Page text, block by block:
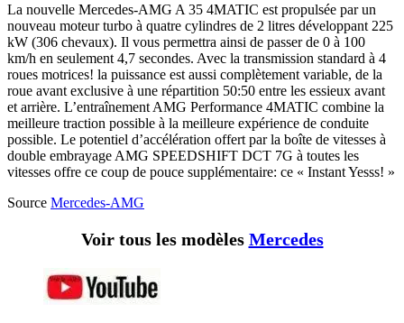
La nouvelle Mercedes-AMG A 35 4MATIC est propulsée par un
nouveau moteur turbo à quatre cylindres de 2 litres développant 225
kW (306 chevaux). Il vous permettra ainsi de passer de 0 à 100
km/h en seulement 4,7 secondes. Avec la transmission standard à 4
roues motrices! la puissance est aussi complètement variable, de la
roue avant exclusive à une répartition 50:50 entre les essieux avant
et arrière. L’entraînement AMG Performance 4MATIC combine la
meilleure traction possible à la meilleure expérience de conduite
possible. Le potentiel d’accélération offert par la boîte de vitesses à
double embrayage AMG SPEEDSHIFT DCT 7G à toutes les
vitesses offre ce coup de pouce supplémentaire: ce « Instant Yesss! »
Source Mercedes-AMG
Voir tous les modèles Mercedes